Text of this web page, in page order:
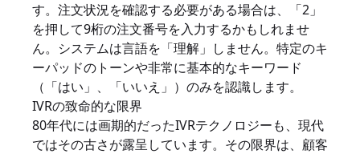
す。注文状況を確認する必要がある場合は、「2」
を押して9桁の注文番号を入力するかもしれませ
ん。システムは言語を「理解」しません。特定のキ
ーパッドのトーンや非常に基本的なキーワード
（「はい」、「いいえ」）のみを認識します。
IVRの致命的な限界
80年代には画期的だったIVRテクノロジーも、現代
ではその古さが露呈しています。その限界は、顧客